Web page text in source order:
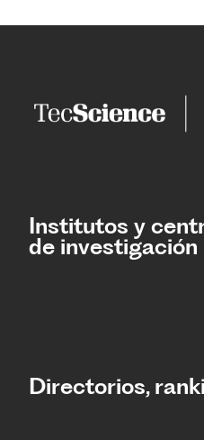
Institutos y
de investigación
Directorios,